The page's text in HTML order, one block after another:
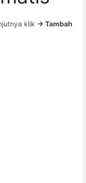
klik -> Tambah